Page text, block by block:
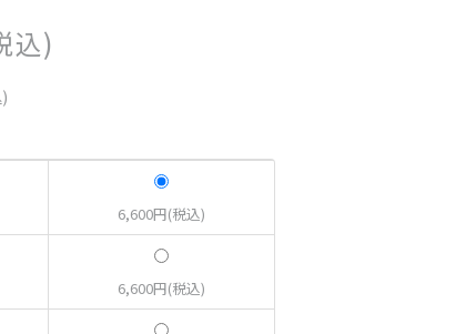
込)
6,600円(税込)
6,600円(税込)